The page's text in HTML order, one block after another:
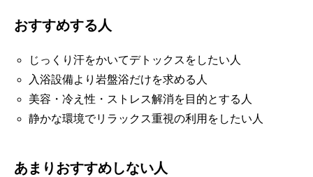
おすすめする人
じっくり汗をかいてデトックスをしたい人
入浴設備より岩盤浴だけを求める人
美容・冷え性・ストレス解消を目的とする人
静かな環境でリラックス重視の利用をしたい人
あまりおすすめしない人